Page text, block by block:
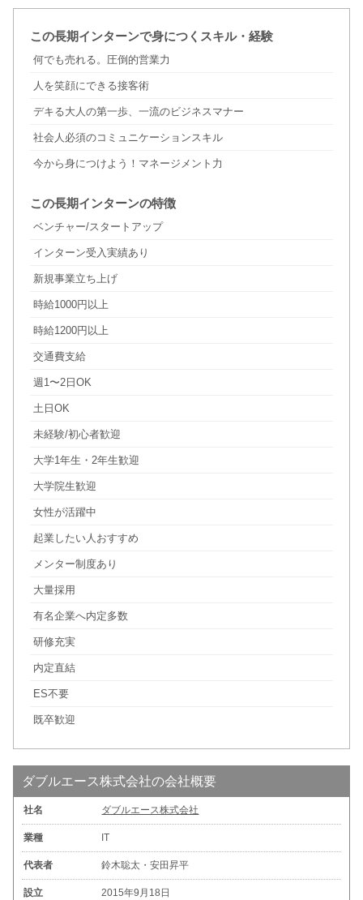
この長期インターンで身につくスキル・経験
何でも売れる。圧倒的営業力
人を笑顔にできる接客術
デキる大人の第一歩、一流のビジネスマナー
社会人必須のコミュニケーションスキル
今から身につけよう！マネージメント力
この長期インターンの特徴
ベンチャー/スタートアップ
インターン受入実績あり
新規事業立ち上げ
時給1000円以上
時給1200円以上
交通費支給
週1〜2日OK
土日OK
未経験/初心者歓迎
大学1年生・2年生歓迎
大学院生歓迎
女性が活躍中
起業したい人おすすめ
メンター制度あり
大量採用
有名企業へ内定多数
研修充実
内定直結
ES不要
既卒歓迎
ダブルエース株式会社の会社概要
社名 ダブルエース株式会社
業種 IT
代表者 鈴木聡太・安田昇平
設立 2015年9月18日